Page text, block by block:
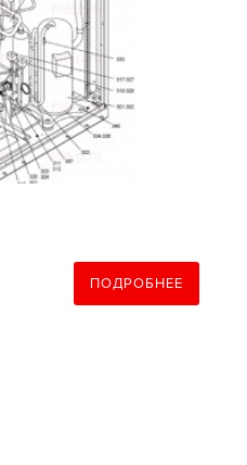
ПОДРОБНЕЕ